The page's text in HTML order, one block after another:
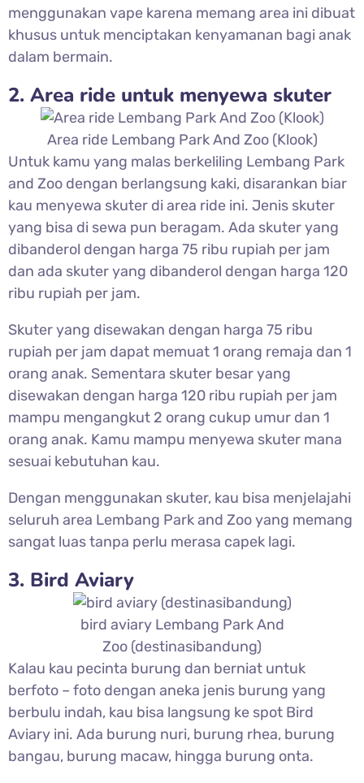
menggunakan vape karena memang area ini dibuat
khusus untuk menciptakan kenyamanan bagi anak
dalam bermain.
2. Area ride untuk menyewa skuter
Area ride Lembang Park And Zoo (Klook)
Untuk kamu yang malas berkeliling Lembang Park
and Zoo dengan berlangsung kaki, disarankan biar
kau menyewa skuter di area ride ini. Jenis skuter
yang bisa di sewa pun beragam. Ada skuter yang
dibanderol dengan harga 75 ribu rupiah per jam
dan ada skuter yang dibanderol dengan harga 120
ribu rupiah per jam.
Skuter yang disewakan dengan harga 75 ribu
rupiah per jam dapat memuat 1 orang remaja dan 1
orang anak. Sementara skuter besar yang
disewakan dengan harga 120 ribu rupiah per jam
mampu mengangkut 2 orang cukup umur dan 1
orang anak. Kamu mampu menyewa skuter mana
sesuai kebutuhan kau.
Dengan menggunakan skuter, kau bisa menjelajahi
seluruh area Lembang Park and Zoo yang memang
sangat luas tanpa perlu merasa capek lagi.
3. Bird Aviary
bird aviary Lembang Park And
Zoo (destinasibandung)
Kalau kau pecinta burung dan berniat untuk
berfoto – foto dengan aneka jenis burung yang
berbulu indah, kau bisa langsung ke spot Bird
Aviary ini. Ada burung nuri, burung rhea, burung
bangau, burung macaw, hingga burung onta.